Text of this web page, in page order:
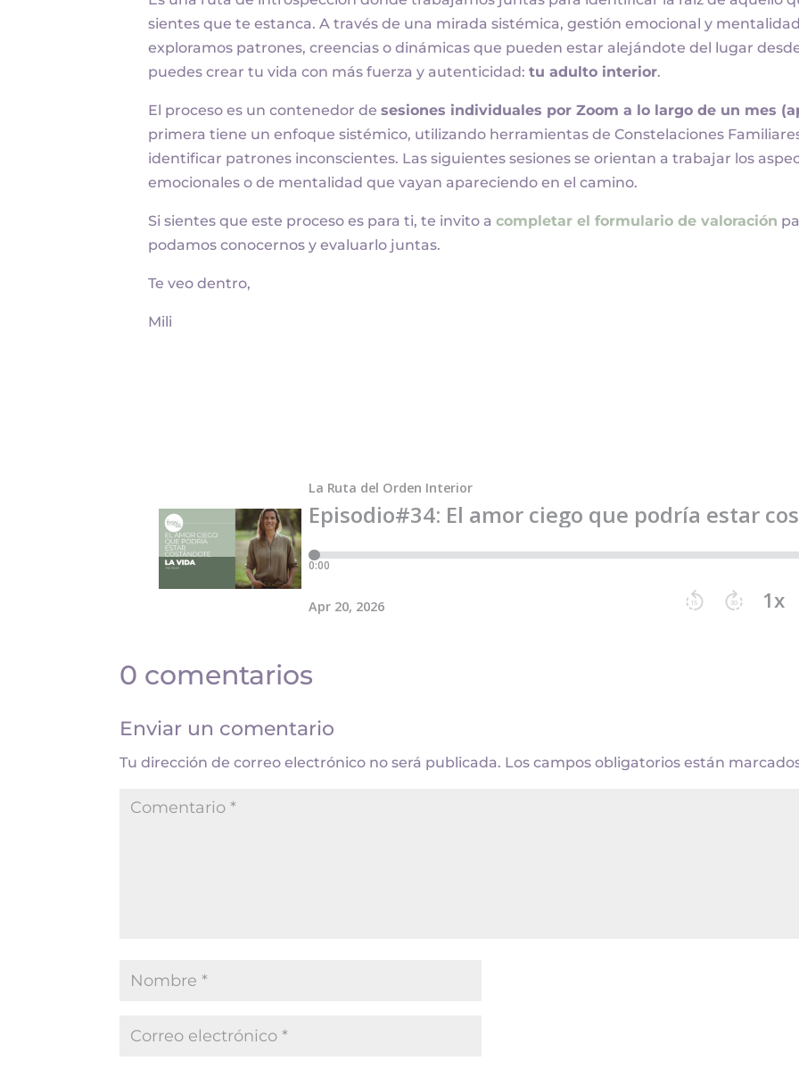
sientes que te estanca. A través de una mirada sistémica, gestión emocional y
exploramos patrones, creencias o dinámicas que pueden estar alejándote del lugar
puedes crear tu vida con más fuerza y autenticidad:tu adulto interior.
El proceso es un contenedor desesiones individuales por Zoom a lo largo de un mes
primera tiene un enfoque sistémico, utilizando herramientas de Constelaciones
identificar patrones inconscientes. Las siguientes sesiones se orientan a trabajar los
emocionales o de mentalidad que vayan apareciendo en el camino.
Si sientes que este proceso es para ti, te invito acompletar el formulario de valoración
podamos conocernos y evaluarlo juntas.
Te veo dentro,
Mili
0 comentarios
Enviar un comentario
Tu dirección de correo electrónico no será publicada. Los campos obligatorios están